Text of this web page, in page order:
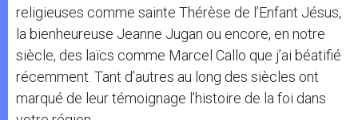
religieuses comme sainte Thérèse de l’Enfant Jésus,
la bienheureuse Jeanne Jugan ou encore, en notre
siècle, des laïcs comme Marcel Callo que j’ai béatifié
récemment. Tant d’autres au long des siècles ont
marqué de leur témoignage l’histoire de la foi dans